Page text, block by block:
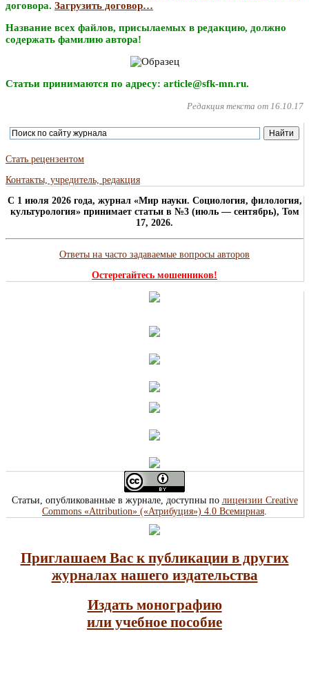
договора. Загрузить договор…
Название всех файлов, присылаемых в редакцию, должно
содержать фамилию автора!
Статьи принимаются по адресу: article@sfk-mn.ru.
Редакция текста от 16.10.17
Стать рецензентом
Контакты, учредитель, редакция
C 1 июля 2026 года, журнал «Мир науки. Социология, филология,
культурология» принимает статьи в №3 (июль — сентябрь), Том
17, 2026.
Ответы на часто задаваемые вопросы авторов
Остерегайтесь мошенников!
Статьи, опубликованные в журнале, доступны по лицензии Creative
Commons «Attribution» («Атрибуция») 4.0 Всемирная.
Приглашаем Вас к публикации в других
журналах нашего издательства
Издать монографию
или учебное пособие